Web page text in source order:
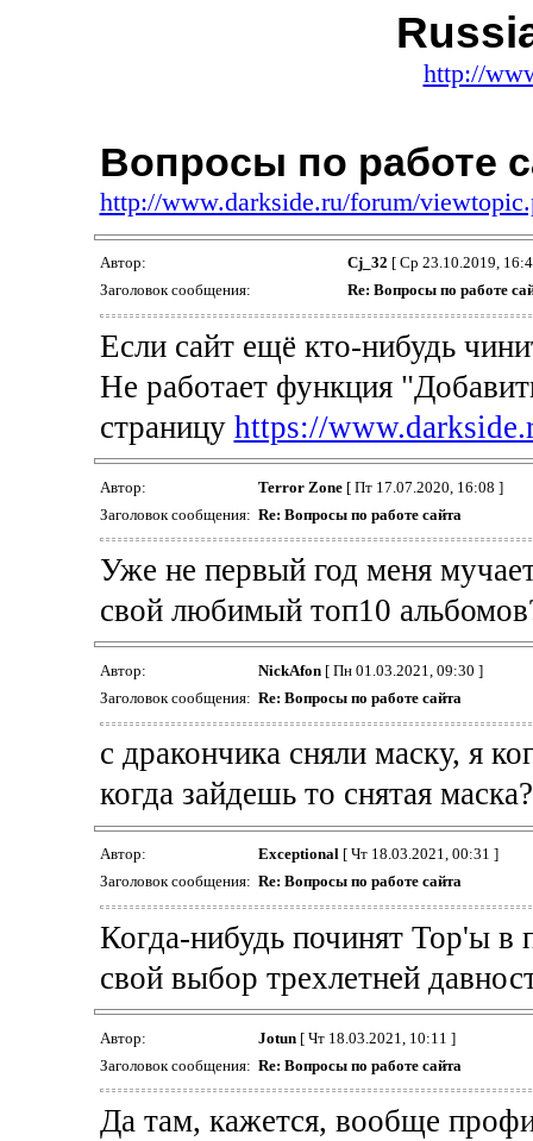
http://
Вопросы по работе
http://www.darkside.ru/forum/
Автор: Cj_32 [ Ср 23.10.2019,
Заголовок сообщения:
Re: Вопросы по работе
Если сайт ещё кто-нибудь
Не работает функция
страницу https://
Автор: Terror Zone[ Пт 17.07.2020, 16:08 ]
Заголовок сообщения: Re: Вопросы по работе сайта
Уже не первый год меня
свой любимый топ10
Автор: NickAfon[ Пн 01.03.2021, 09:30 ]
Заголовок сообщения: Re: Вопросы по работе сайта
с дракончика сняли маску, я
когда зайдешь то снятая
Автор: Exceptional[ Чт 18.03.2021, 00:31 ]
Заголовок сообщения: Re: Вопросы по работе сайта
Когда-нибудь починят Тор'ы
свой выбор трехлетней
Автор: Jotun[ Чт 18.03.2021, 10:11 ]
Заголовок сообщения: Re: Вопросы по работе сайта
Да там, кажется, вообще